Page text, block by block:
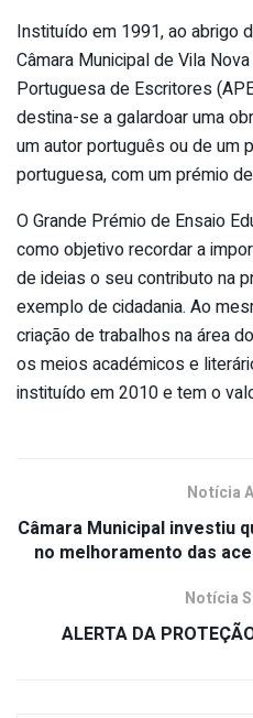
Instituído em 1991, ao abrigo
Câmara Municipal de Vila
Portuguesa de Escritores
destina-se a galardoar uma
um autor português ou de um
portuguesa, com um prémio
O Grande Prémio de Ensaio
como objetivo recordar a
de ideias o seu contributo na
exemplo de cidadania. Ao
criação de trabalhos na área
os meios académicos e
instituído em 2010 e tem o
Notícia
Câmara Municipal investiu
no melhoramento das
Notícia
ALERTA DA